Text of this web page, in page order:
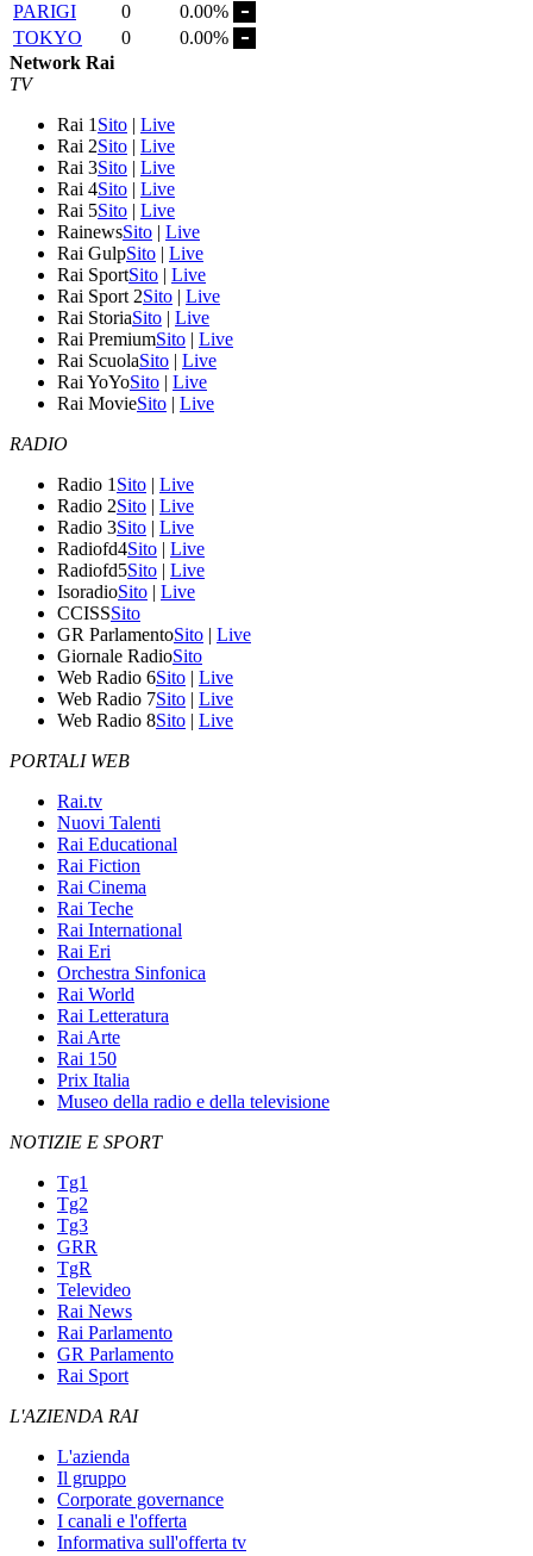
PARIGI
0
0.00%
TOKYO
0
0.00%
Network Rai
TV
Rai 1 Sito | Live
Rai 2Sito | Live
Rai 3Sito | Live
Rai 4Sito | Live
Rai 5Sito | Live
RainewsSito | Live
Rai GulpSito | Live
Rai SportSito | Live
Rai Sport 2Sito | Live
Rai StoriaSito | Live
Rai PremiumSito | Live
Rai ScuolaSito | Live
Rai YoYoSito | Live
Rai MovieSito | Live
RADIO
Radio 1 Sito | Live
Radio 2Sito | Live
Radio 3Sito | Live
Radiofd4Sito | Live
Radiofd5Sito | Live
IsoradioSito | Live
CCISSSito
GR ParlamentoSito | Live
Giornale RadioSito
Web Radio 6Sito | Live
Web Radio 7Sito | Live
Web Radio 8Sito | Live
PORTALI WEB
Rai.tv
Nuovi Talenti
Rai Educational
Rai Fiction
Rai Cinema
Rai Teche
Rai International
Rai Eri
Orchestra Sinfonica
Rai World
Rai Letteratura
Rai Arte
Rai 150
Prix Italia
Museo della radio e della televisione
NOTIZIE E SPORT
Tg1
Tg2
Tg3
GRR
TgR
Televideo
Rai News
Rai Parlamento
GR Parlamento
Rai Sport
L'AZIENDA RAI
L'azienda
Il gruppo
Corporate governance
I canali e l'offerta
Informativa sull'offerta tv